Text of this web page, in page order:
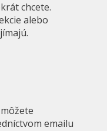
chcete.
alebo
emailu